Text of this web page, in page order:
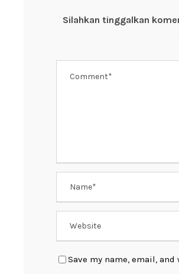
Silahkan tinggalkan
Save my name, email,